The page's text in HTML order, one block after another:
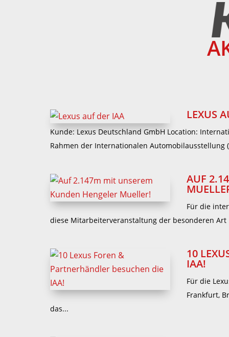
LEXUS
Kunde: Lexus Deutschland GmbH Location:
Rahmen der Internationalen Automobilausstellung
AUF
Für die
diese Mitarbeiterveranstaltung der besonderen Art
10
IAA!
Für die
Frankfurt,
das...